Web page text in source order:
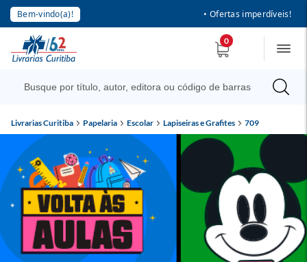
Bem-vindo(a)! • Ofertas imperdíveis!
0
Livrarias Curitiba Papelaria Escolar Lapiseiras e Grafites 709